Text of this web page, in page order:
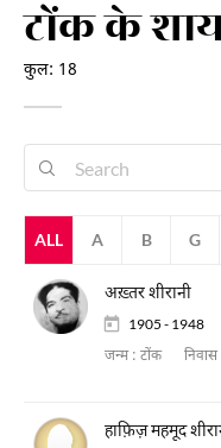
टोंक के
कुल: 18
ALL A B G
अख़्तर शीरानी
1905 - 1948
जन्म : टोंक निवास
हाफ़िज़ महमूद